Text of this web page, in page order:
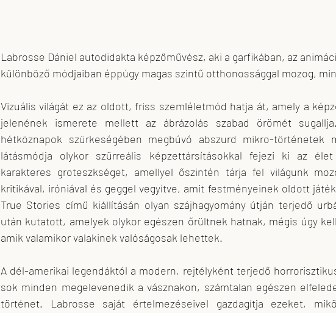
Labrosse Dániel autodidakta képzőművész, aki a garfikában, az
különböző módjaiban éppúgy magas szintű otthonossággal mozog,
Vizuális világát ez az oldott, friss szemléletmód hatja át, amely a
jelenének ismerete mellett az ábrázolás szabad örömét
hétköznapok szürkeségében megbúvó abszurd mikro-történetek
látásmódja olykor szürreális képzettársításokkal fejezi ki az
karakteres groteszkséget, amellyel őszintén tárja fel világunk
kritikával, iróniával és geggel vegyítve, amit festményeinek oldott
True Stories című kiállításán olyan szájhagyomány útján terjedő
után kutatott, amelyek olykor egészen őrültnek hatnak, mégis úgy
amik valamikor valakinek valóságosak lehettek.
A dél-amerikai legendáktól a modern, rejtélyként terjedő
sok minden megelevenedik a vásznakon, számtalan egészen
történet. Labrosse saját értelmezéseivel gazdagítja ezeket,